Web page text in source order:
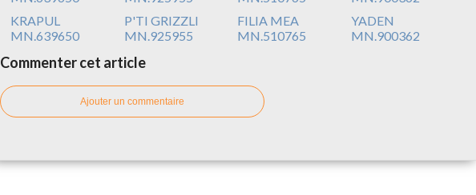
KRAPUL
MN.639650
P'TI GRIZZLI
MN.925955
FILIA MEA
MN.510765
YADEN
MN.900362
Commenter cet article
Ajouter un commentaire